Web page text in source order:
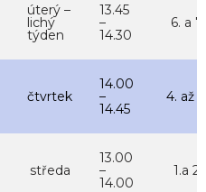
úterý –
lichý
týden
13.45
–
14.30
6. a 7.
čtvrtek
14.00
–
14.45
4. až
středa
13.00
–
14.00
1.a 2.